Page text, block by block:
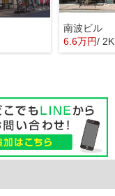
南波ビル
6.6万円/ 2K